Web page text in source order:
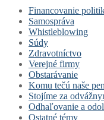
Financovanie
Samospráva
Whistleblowing
Súdy
Zdravotníctvo
Verejné firmy
Obstarávanie
Komu tečú naše
Stojíme za
Odhaľovanie a
Ostatné témy